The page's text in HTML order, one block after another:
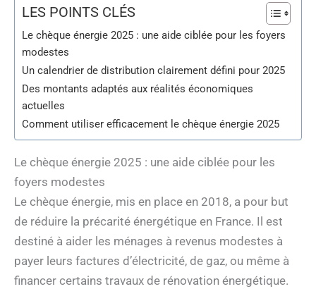
LES POINTS CLÉS
Le chèque énergie 2025 : une aide ciblée pour les foyers
modestes
Un calendrier de distribution clairement défini pour 2025
Des montants adaptés aux réalités économiques
actuelles
Comment utiliser efficacement le chèque énergie 2025
Le chèque énergie 2025 : une aide ciblée pour les
foyers modestes
Le chèque énergie, mis en place en 2018, a pour but
de réduire la précarité énergétique en France. Il est
destiné à aider les ménages à revenus modestes à
payer leurs factures d’électricité, de gaz, ou même à
financer certains travaux de rénovation énergétique.